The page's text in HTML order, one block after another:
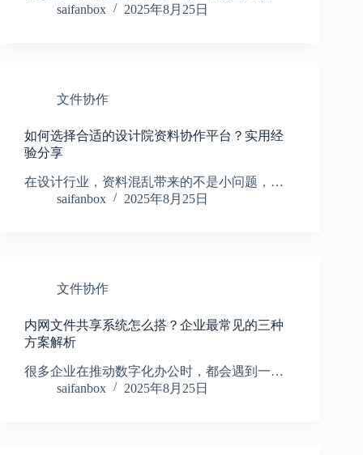
saifanbox
2025年8月25日
文件协作
如何选择合适的设计院资料协作平台？实用经
验分享
在设计行业，资料混乱带来的不是小问题，…
saifanbox
2025年8月25日
文件协作
内网文件共享系统怎么搭？企业最常见的三种
方案解析
很多企业在推动数字化办公时，都会遇到一…
saifanbox
2025年8月25日